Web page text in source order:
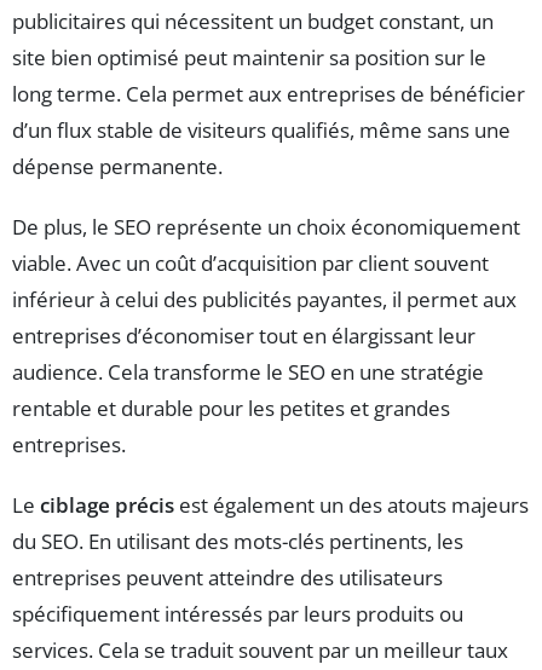
publicitaires qui nécessitent un budget constant, un
site bien optimisé peut maintenir sa position sur le
long terme. Cela permet aux entreprises de bénéficier
d’un flux stable de visiteurs qualifiés, même sans une
dépense permanente.
De plus, le SEO représente un choix économiquement
viable. Avec un coût d’acquisition par client souvent
inférieur à celui des publicités payantes, il permet aux
entreprises d’économiser tout en élargissant leur
audience. Cela transforme le SEO en une stratégie
rentable et durable pour les petites et grandes
entreprises.
Le ciblage précis est également un des atouts majeurs
du SEO. En utilisant des mots-clés pertinents, les
entreprises peuvent atteindre des utilisateurs
spécifiquement intéressés par leurs produits ou
services. Cela se traduit souvent par un meilleur taux